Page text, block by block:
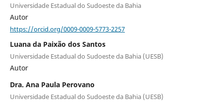
Universidade Estadual do Sudoeste da Bahia
Autor
https://orcid.org/0009-0009-5773-2257
Luana da Paixão dos Santos
Universidade Estadual do Sudoeste da Bahia (UESB)
Autor
Dra. Ana Paula Perovano
Universidade Estadual do Sudoeste da Bahia (UESB)